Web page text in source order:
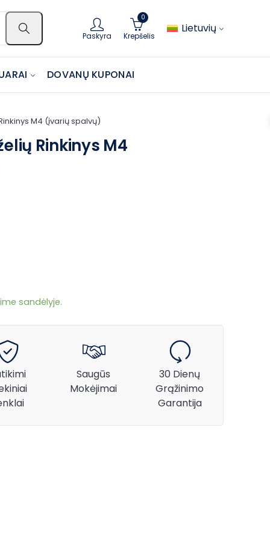
Paskyra
0
Krepšelis
Lietuvių
DOVANŲ KUPONAI
M4 (įvarių spalvų)
Rinkinys M4
sandėlyje.
Saugūs
Mokėjimai
30 Dienų
Grąžinimo
Garantija